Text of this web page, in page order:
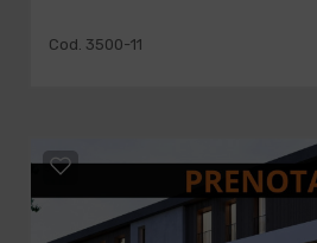
Cod. 3500-11